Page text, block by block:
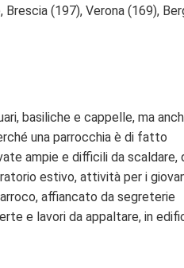
(197), Verona (169),
basiliche e cappelle, ma
una parrocchia è di fatto
ampie e difficili da scaldare,
estivo, attività per i
affiancato da segreterie
e lavori da appaltare, in